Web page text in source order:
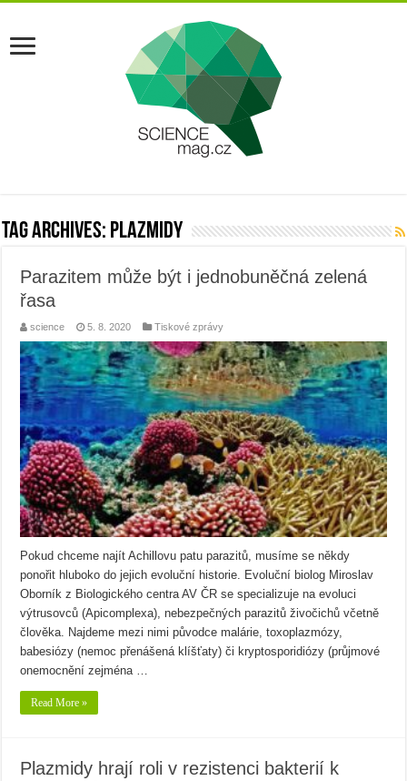
Tag Archives: plazmidy
Parazitem může být i jednobuněčná zelená
řasa
science 5. 8. 2020 Tiskové zprávy
Pokud chceme najít Achillovu patu parazitů, musíme se někdy
ponořit hluboko do jejich evoluční historie. Evoluční biolog Miroslav
Oborník z Biologického centra AV ČR se specializuje na evoluci
výtrusovců (Apicomplexa), nebezpečných parazitů živočichů včetně
člověka. Najdeme mezi nimi původce malárie, toxoplazmózy,
babesiózy (nemoc přenášená klíšťaty) či kryptosporidiózy (průjmové
onemocnění zejména …
Read More »
Plazmidy hrají roli v rezistenci bakterií k